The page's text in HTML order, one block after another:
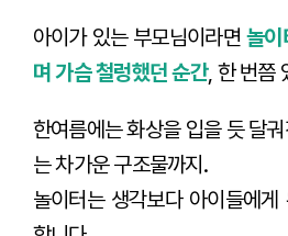
아이가 있는 부모님이라면 놀이
며 가슴 철렁했던 순간, 한 번쯤
한여름에는 화상을 입을 듯 달
는 차가운 구조물까지.
놀이터는 생각보다 아이들에